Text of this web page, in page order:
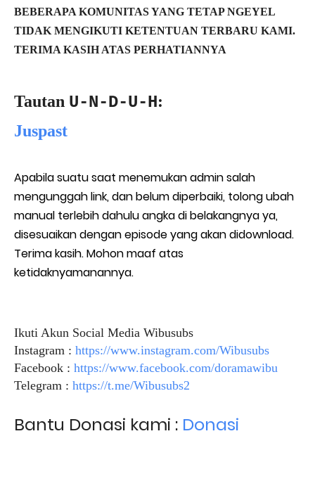
BEBERAPA KOMUNITAS YANG TETAP NGEYEL
TIDAK MENGIKUTI KETENTUAN TERBARU KAMI.
TERIMA KASIH ATAS PERHATIANNYA
Tautan U-N-D-U-H:
Juspast
Apabila suatu saat menemukan admin salah
mengunggah link, dan belum diperbaiki, tolong ubah
manual terlebih dahulu angka di belakangnya ya,
disesuaikan dengan episode yang akan didownload.
Terima kasih. Mohon maaf atas
ketidaknyamanannya.
Ikuti Akun Social Media Wibusubs
Instagram : https://www.instagram.com/Wibusubs
Facebook : https://www.facebook.com/doramawibu
Telegram : https://t.me/Wibusubs2
Bantu Donasi kami : Donasi